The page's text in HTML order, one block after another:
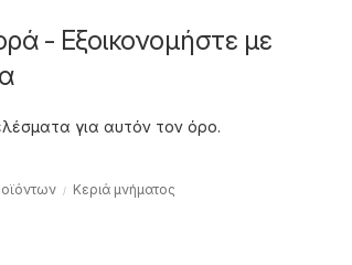
- Εξοικονομήστε με
για αυτόν τον όρο.
Κεριά μνήματος